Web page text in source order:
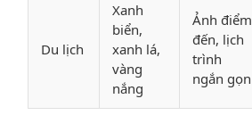
Du lịch
Xanh
biển,
xanh lá,
vàng
nắng
Ảnh điểm
đến, lịch
trình
ngắn gọn